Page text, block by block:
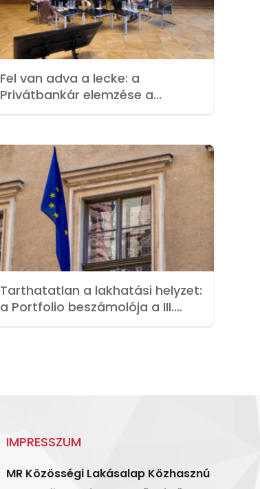
Fel van adva a lecke: a
Privátbankár elemzése a...
Tarthatatlan a lakhatási helyzet:
a Portfolio beszámolója a III....
IMPRESSZUM
MR Közösségi Lakásalap Közhasznú